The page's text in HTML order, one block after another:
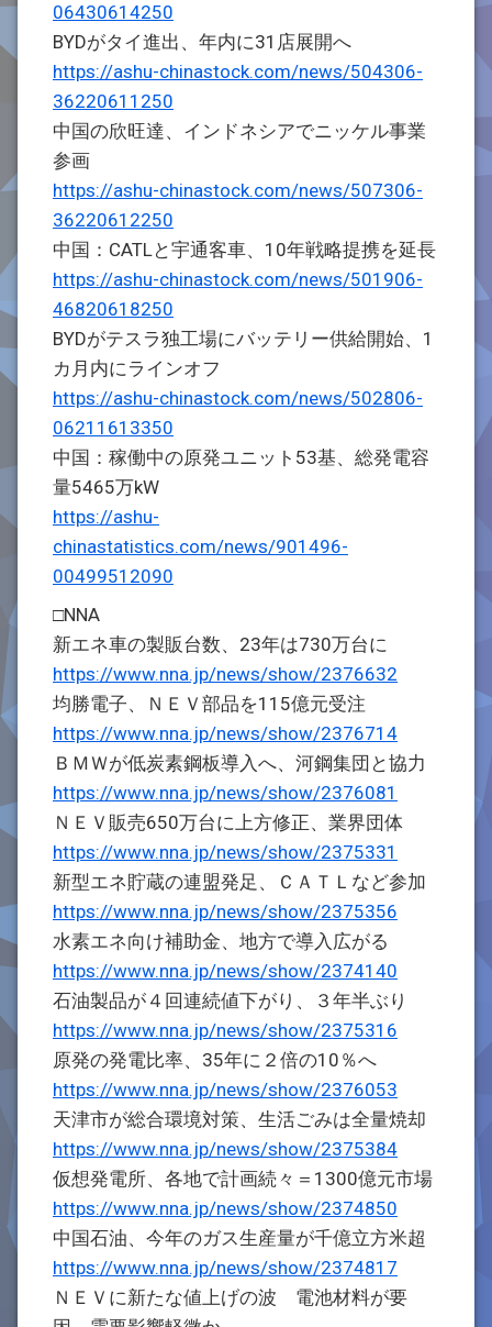
06430614250
BYDがタイ進出、年内に31店展開へ
https://ashu-chinastock.com/news/504306-
36220611250
中国の欣旺達、インドネシアでニッケル事業
参画
https://ashu-chinastock.com/news/507306-
36220612250
中国：CATLと宇通客車、10年戦略提携を延長
https://ashu-chinastock.com/news/501906-
46820618250
BYDがテスラ独工場にバッテリー供給開始、1
カ月内にラインオフ
https://ashu-chinastock.com/news/502806-
06211613350
中国：稼働中の原発ユニット53基、総発電容
量5465万kW
https://ashu-
chinastatistics.com/news/901496-
00499512090
□NNA
新エネ車の製販台数、23年は730万台に
https://www.nna.jp/news/show/2376632
均勝電子、ＮＥＶ部品を115億元受注
https://www.nna.jp/news/show/2376714
ＢＭＷが低炭素鋼板導入へ、河鋼集団と協力
https://www.nna.jp/news/show/2376081
ＮＥＶ販売650万台に上方修正、業界団体
https://www.nna.jp/news/show/2375331
新型エネ貯蔵の連盟発足、ＣＡＴＬなど参加
https://www.nna.jp/news/show/2375356
水素エネ向け補助金、地方で導入広がる
https://www.nna.jp/news/show/2374140
石油製品が４回連続値下がり、３年半ぶり
https://www.nna.jp/news/show/2375316
原発の発電比率、35年に２倍の10％へ
https://www.nna.jp/news/show/2376053
天津市が総合環境対策、生活ごみは全量焼却
https://www.nna.jp/news/show/2375384
仮想発電所、各地で計画続々＝1300億元市場
https://www.nna.jp/news/show/2374850
中国石油、今年のガス生産量が千億立方米超
https://www.nna.jp/news/show/2374817
ＮＥＶに新たな値上げの波 電池材料が要